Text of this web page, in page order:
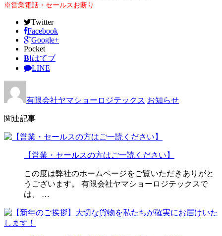
※営業電話・セールスお断り
Twitter
Facebook
Google+
Pocket
B!はてブ
LINE
有限会社ヤマショーロジテックス お知らせ
関連記事
【営業・セールスの方はご一読ください】
この度は弊社のホームページをご覧いただきありがと
うございます。 有限会社ヤマショーロジテックスで
は、 …